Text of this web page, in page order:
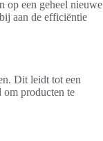
op een geheel nieuwe
aan de efficiëntie
Dit leidt tot een
producten te